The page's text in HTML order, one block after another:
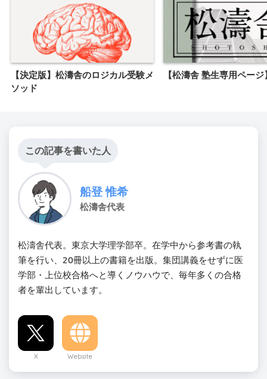
【決定版】松濤舎のロジカル受験メ
ソッド
【松濤舎 塾生専用ページ
この記事を書いた人
船登 惟希
松濤舎代表
松濤舎代表。東京大学理学部卒。在学中から参考書の執
筆を行い、20冊以上の書籍を出版。集団講義をせずに医
学部・上位校合格へと導くノウハウで、毎年多くの合格
者を輩出しています。
X Website